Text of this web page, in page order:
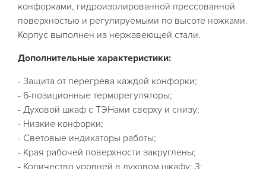
конфорками, гидроизолированной прессованной
поверхностью и регулируемыми по высоте ножками.
Корпус выполнен из нержавеющей стали.
Дополнительные характеристики:
- Защита от перегрева каждой конфорки;
- 6-позиционные терморегуляторы;
- Духовой шкаф с ТЭНами сверху и снизу;
- Низкие конфорки;
- Световые индикаторы работы;
- Края рабочей поверхности закруглены;
- Количество уровней в духовом шкафу: 3;